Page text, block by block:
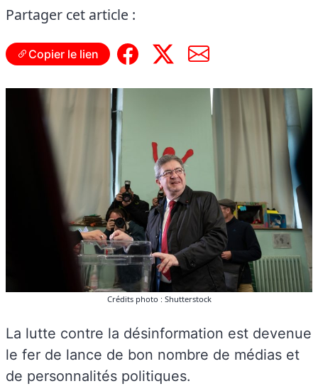
Partager cet article :
Copier le lien
Crédits photo : Shutterstock
La lutte contre la désinformation est devenue
le fer de lance de bon nombre de médias et
de personnalités politiques.